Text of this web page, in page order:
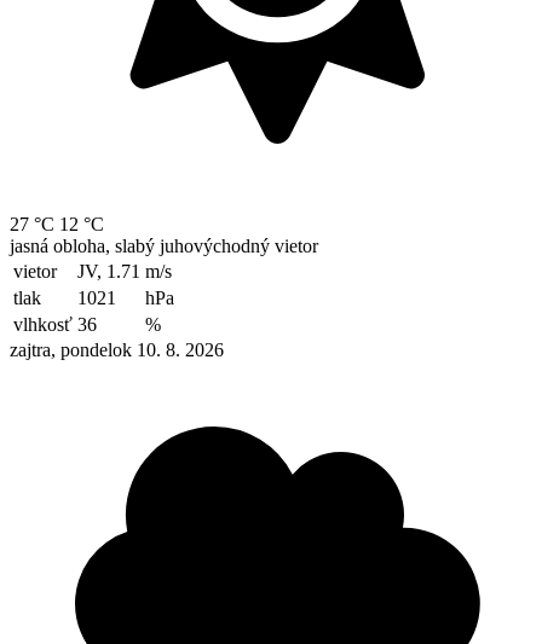
27 °C 12 °C
jasná obloha, slabý juhovýchodný vietor
vietor
JV, 1.71 m/s
tlak
1021
hPa
vlhkosť 36
%
zajtra, pondelok 10. 8. 2026